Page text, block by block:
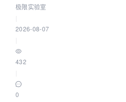
极限实验室
2026-08-07
432
0